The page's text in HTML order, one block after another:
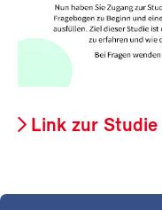
Link zur Studie